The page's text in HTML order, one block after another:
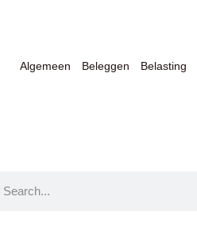
Algemeen Beleggen Belasting